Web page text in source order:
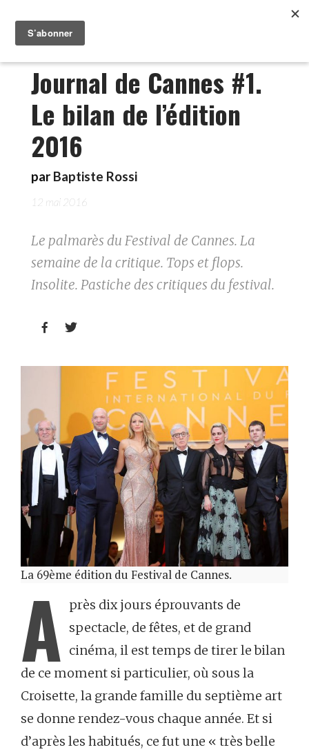
Journal de Cannes #1.
Le bilan de l’édition
2016
par Baptiste Rossi
12 mai 2016
Le palmarès du Festival de Cannes. La
semaine de la critique. Tops et flops.
Insolite. Pastiche des critiques du festival.
 
La 69ème édition du Festival de Cannes.
A près dix jours éprouvants de
spectacle, de fêtes, et de grand
cinéma, il est temps de tirer le bilan
de ce moment si particulier, où sous la
Croisette, la grande famille du septième art
se donne rendez-vous chaque année. Et si
d’après les habitués, ce fut une « très belle